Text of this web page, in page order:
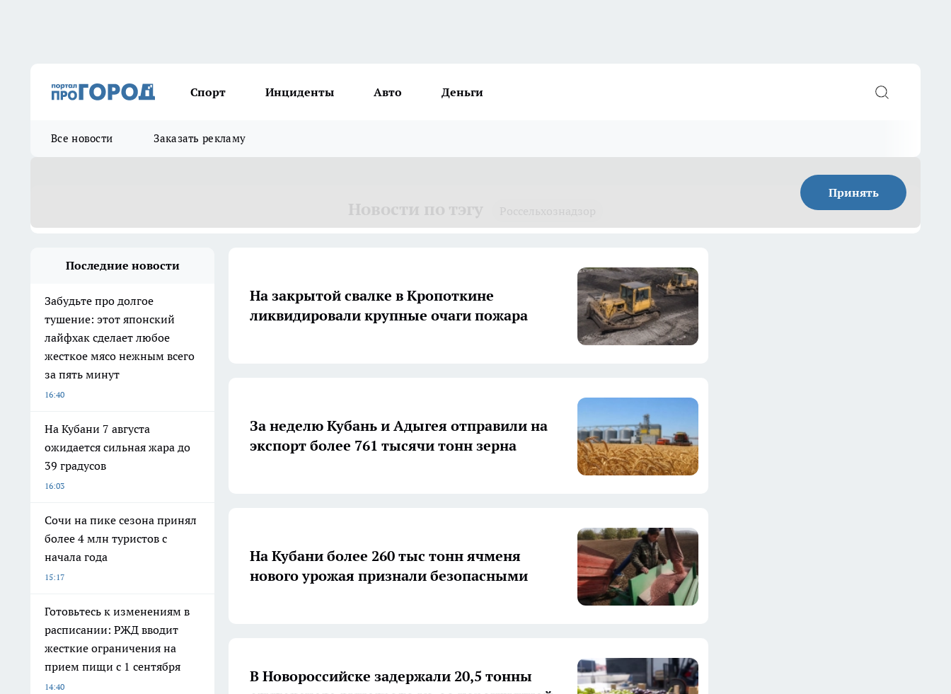
Спорт Инциденты Авто Деньги
Все новости Заказать рекламу
Принять
Последние новости
Забудьте про долгое
тушение: этот японский
лайфхак сделает любое
жесткое мясо нежным всего
за пять минут
16:40
На Кубани 7 августа
ожидается сильная жара до
39 градусов
16:03
Сочи на пике сезона принял
более 4 млн туристов с
начала года
15:17
Готовьтесь к изменениям в
расписании: РЖД вводит
жесткие ограничения на
прием пищи с 1 сентября
14:40
На закрытой свалке в Кропоткине
ликвидировали крупные очаги пожара
За неделю Кубань и Адыгея отправили на
экспорт более 761 тысячи тонн зерна
На Кубани более 260 тыс тонн ячменя
нового урожая признали безопасными
В Новороссийске задержали 20,5 тонны